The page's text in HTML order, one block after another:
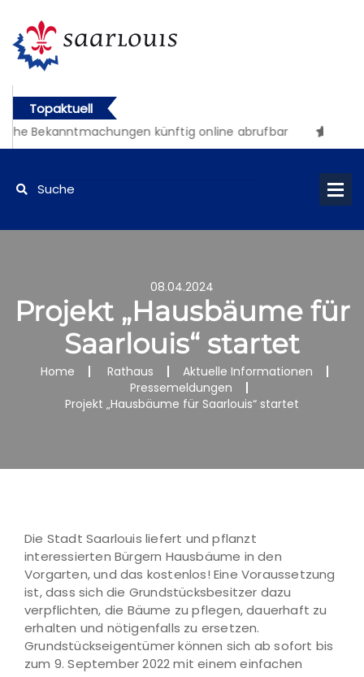
Topaktuell
Bekanntmachungen künftig online abrufbar
08.04.2024
Projekt „Hausbäume für
Saarlouis“ startet
Home Rathaus
Aktuelle Informationen
Pressemeldungen
Projekt „Hausbäume für Saarlouis“ startet
Die Stadt Saarlouis liefert und pflanzt
interessierten Bürgern Hausbäume in den
Vorgarten, und das kostenlos! Eine Voraussetzung
ist, dass sich die Grundstücksbesitzer dazu
verpflichten, die Bäume zu pflegen, dauerhaft zu
erhalten und nötigenfalls zu ersetzen.
Grundstückseigentümer können sich ab sofort bis
zum 9. September 2022 mit einem einfachen